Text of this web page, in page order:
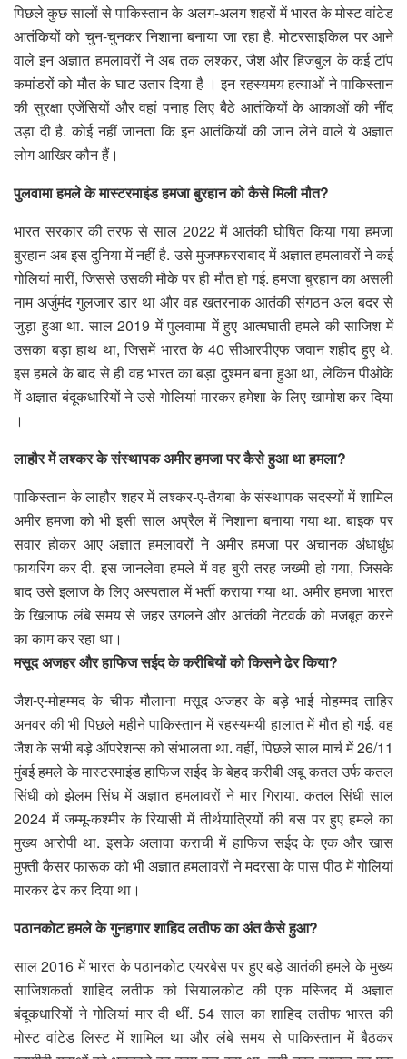
पिछले कुछ सालों से पाकिस्तान के अलग-अलग शहरों में भारत के मोस्ट वांटेड
आतंकियों को चुन-चुनकर निशाना बनाया जा रहा है. मोटरसाइकिल पर आने
वाले इन अज्ञात हमलावरों ने अब तक लश्कर, जैश और हिजबुल के कई टॉप
कमांडरों को मौत के घाट उतार दिया है । इन रहस्यमय हत्याओं ने पाकिस्तान
की सुरक्षा एजेंसियों और वहां पनाह लिए बैठे आतंकियों के आकाओं की नींद
उड़ा दी है. कोई नहीं जानता कि इन आतंकियों की जान लेने वाले ये अज्ञात
लोग आखिर कौन हैं।
पुलवामा हमले के मास्टरमाइंड हमजा बुरहान को कैसे मिली मौत?
भारत सरकार की तरफ से साल 2022 में आतंकी घोषित किया गया हमजा
बुरहान अब इस दुनिया में नहीं है. उसे मुजफ्फरराबाद में अज्ञात हमलावरों ने कई
गोलियां मारीं, जिससे उसकी मौके पर ही मौत हो गई. हमजा बुरहान का असली
नाम अर्जुमंद गुलजार डार था और वह खतरनाक आतंकी संगठन अल बदर से
जुड़ा हुआ था. साल 2019 में पुलवामा में हुए आत्मघाती हमले की साजिश में
उसका बड़ा हाथ था, जिसमें भारत के 40 सीआरपीएफ जवान शहीद हुए थे.
इस हमले के बाद से ही वह भारत का बड़ा दुश्मन बना हुआ था, लेकिन पीओके
में अज्ञात बंदूकधारियों ने उसे गोलियां मारकर हमेशा के लिए खामोश कर दिया
।
लाहौर में लश्कर के संस्थापक अमीर हमजा पर कैसे हुआ था हमला?
पाकिस्तान के लाहौर शहर में लश्कर-ए-तैयबा के संस्थापक सदस्यों में शामिल
अमीर हमजा को भी इसी साल अप्रैल में निशाना बनाया गया था. बाइक पर
सवार होकर आए अज्ञात हमलावरों ने अमीर हमजा पर अचानक अंधाधुंध
फायरिंग कर दी. इस जानलेवा हमले में वह बुरी तरह जख्मी हो गया, जिसके
बाद उसे इलाज के लिए अस्पताल में भर्ती कराया गया था. अमीर हमजा भारत
के खिलाफ लंबे समय से जहर उगलने और आतंकी नेटवर्क को मजबूत करने
का काम कर रहा था।
मसूद अजहर और हाफिज सईद के करीबियों को किसने ढेर किया?
जैश-ए-मोहम्मद के चीफ मौलाना मसूद अजहर के बड़े भाई मोहम्मद ताहिर
अनवर की भी पिछले महीने पाकिस्तान में रहस्यमयी हालात में मौत हो गई. वह
जैश के सभी बड़े ऑपरेशन्स को संभालता था. वहीं, पिछले साल मार्च में 26/11
मुंबई हमले के मास्टरमाइंड हाफिज सईद के बेहद करीबी अबू कतल उर्फ कतल
सिंधी को झेलम सिंध में अज्ञात हमलावरों ने मार गिराया. कतल सिंधी साल
2024 में जम्मू-कश्मीर के रियासी में तीर्थयात्रियों की बस पर हुए हमले का
मुख्य आरोपी था. इसके अलावा कराची में हाफिज सईद के एक और खास
मुफ्ती कैसर फारूक को भी अज्ञात हमलावरों ने मदरसा के पास पीठ में गोलियां
मारकर ढेर कर दिया था।
पठानकोट हमले के गुनहगार शाहिद लतीफ का अंत कैसे हुआ?
साल 2016 में भारत के पठानकोट एयरबेस पर हुए बड़े आतंकी हमले के मुख्य
साजिशकर्ता शाहिद लतीफ को सियालकोट की एक मस्जिद में अज्ञात
बंदूकधारियों ने गोलियां मार दी थीं. 54 साल का शाहिद लतीफ भारत की
मोस्ट वांटेड लिस्ट में शामिल था और लंबे समय से पाकिस्तान में बैठकर